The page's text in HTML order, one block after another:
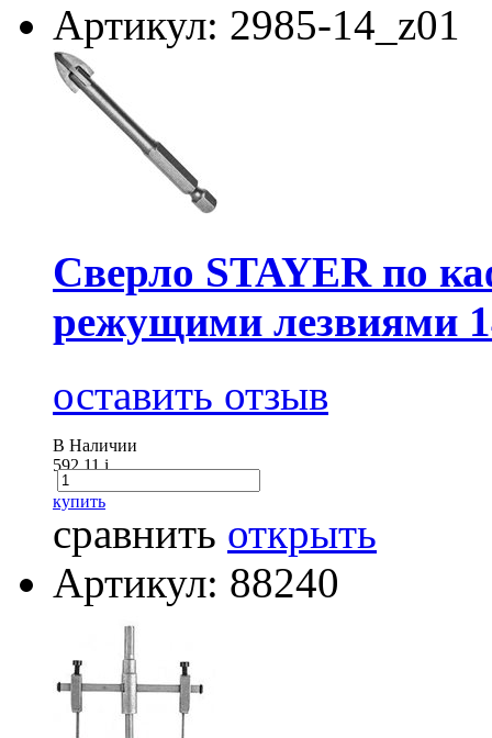
Артикул: 2985-14_z01
Сверло STAYER по
режущими лезвиями
оставить отзыв
В Наличии
592.11i
купить
сравнить открыть
Артикул: 88240